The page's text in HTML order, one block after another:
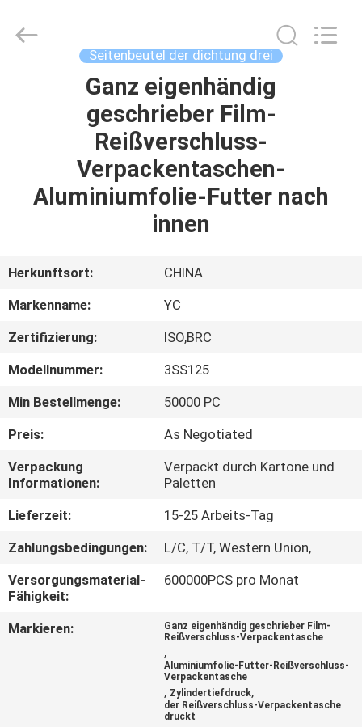
PRODUKTE
ÜBER
FABRIK-
AUSFLUG
QUALITÄTSKONTROLLE
TRETEN
SIE
MIT
UNS
IN
VERBINDUNG
FORDERN
Seitenbeutel der dichtung drei
Ganz eigenhändig
geschrieber Film-
Reißverschluss-
Verpackentaschen-
Aluminiumfolie-Futter nach
innen
Herkunftsort:
CHINA
Markenname:
YC
Zertifizierung:
ISO,BRC
Modellnummer:
3SS125
Min Bestellmenge:
50000 PC
Preis:
As Negotiated
Verpackung
Informationen:
Verpackt durch Kartone und
Paletten
Lieferzeit:
15-25 Arbeits-Tag
Zahlungsbedingungen:
L/C, T/T, Western Union,
Versorgungsmaterial-
Fähigkeit:
600000PCS pro Monat
Markieren:
Ganz eigenhändig geschrieber Film-
Reißverschluss-Verpackentasche
,
Aluminiumfolie-Futter-Reißverschluss-
Verpackentasche
, Zylindertiefdruck,
der Reißverschluss-Verpackentasche
druckt